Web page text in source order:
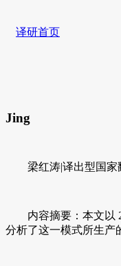
译研首页
Jing
梁红涛|译出型国家
内容摘要：本文以 20
分析了这一模式所生产